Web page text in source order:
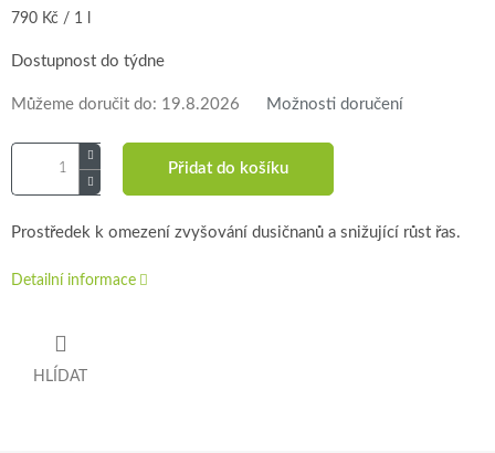
Měrná
790 Kč / 1 l
Dostupnost do týdne
Můžeme doručit do: 19.8.2026 Možnosti doručení
Přidat do košíku
Prostředek k omezení zvyšování dusičnanů a snižující růst řas.
Detailní informace
HLÍDAT